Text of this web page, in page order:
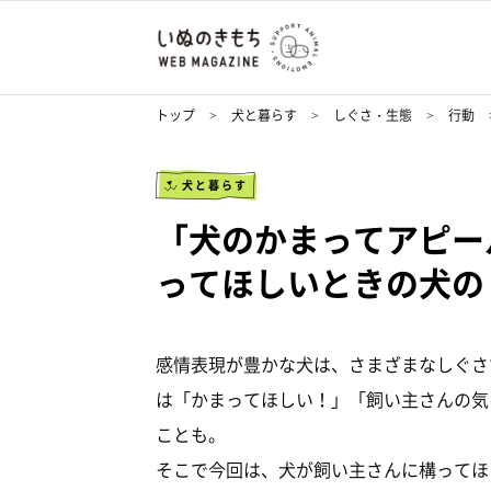
トップ 犬と暮らす しぐさ・生態 行動
犬と暮らす
「犬のかまってアピ
ってほしいときの犬
感情表現が豊かな犬は、さまざまなしぐ
は「かまってほしい！」「飼い主さんの
ことも。
そこで今回は、犬が飼い主さんに構って